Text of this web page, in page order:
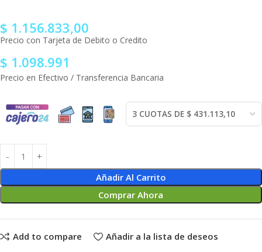
$ 1.156.833,00
Precio con Tarjeta de Debito o Credito
$ 1.098.991
Precio en Efectivo / Transferencia Bancaria
Añadir Al Carrito
Comprar Ahora
Add to compare Añadir a la lista de deseos